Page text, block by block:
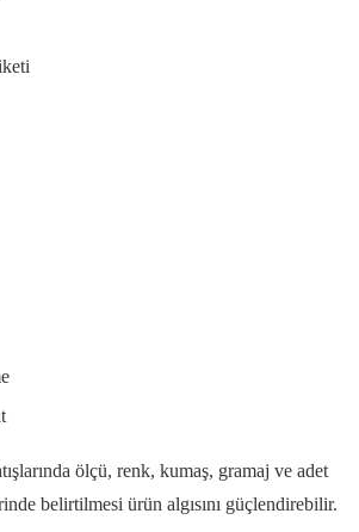
ölçü, renk, kumaş, gramaj ve adet
belirtilmesi ürün algısını güçlendirebilir.